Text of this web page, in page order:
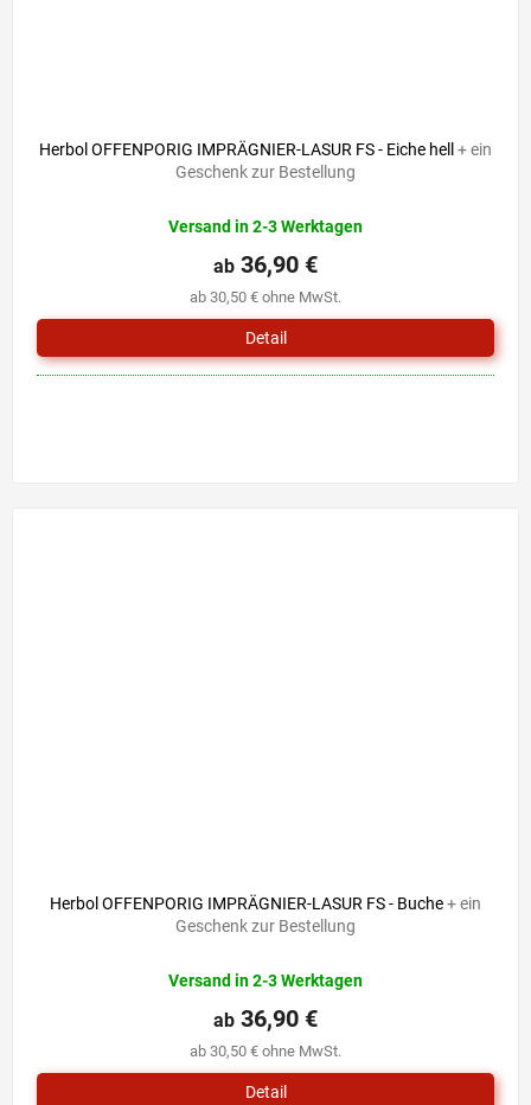
Herbol OFFENPORIG IMPRÄGNIER-LASUR FS - Eiche hell + ein
Geschenk zur Bestellung
Versand in 2-3 Werktagen
ab 30,50 € ohne MwSt.
ab 36,90 €
Detail
Herbol OFFENPORIG IMPRÄGNIER-LASUR FS - Buche+ ein
Geschenk zur Bestellung
Versand in 2-3 Werktagen
ab 30,50 € ohne MwSt.
ab 36,90 €
Detail